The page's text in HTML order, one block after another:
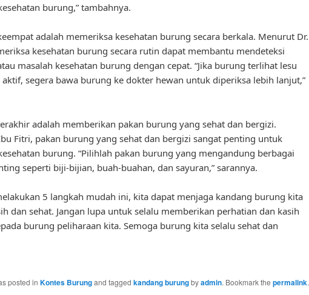
burung,” tambahnya.
adalah memeriksa kesehatan burung secara berkala. Menurut Dr.
kesehatan burung secara rutin dapat membantu mendeteksi
masalah kesehatan burung dengan cepat. “Jika burung terlihat lesu
segera bawa burung ke dokter hewan untuk diperiksa lebih lanjut,”
adalah memberikan pakan burung yang sehat dan bergizi.
Fitri, pakan burung yang sehat dan bergizi sangat penting untuk
burung. “Pilihlah pakan burung yang mengandung berbagai
seperti biji-bijian, buah-buahan, dan sayuran,” sarannya.
5 langkah mudah ini, kita dapat menjaga kandang burung kita
dan sehat. Jangan lupa untuk selalu memberikan perhatian dan kasih
burung peliharaan kita. Semoga burung kita selalu sehat dan
posted in Kontes Burungand tagged kandang burungbyadmin. Bookmark the permalink.